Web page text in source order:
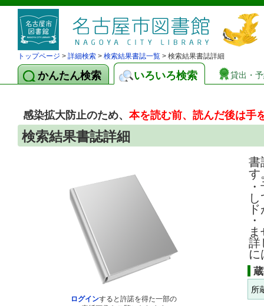
トップページ > 詳細検索 > 検索結果書誌一覧 > 検索結果書誌詳細
かんたん検索 いろいろ検索 貸出・
感染拡大防止のため、本を読む前、読んだ後は手
検索結果書誌詳細
ログインすると許諾を得た一部の
書
す
詳
に
所